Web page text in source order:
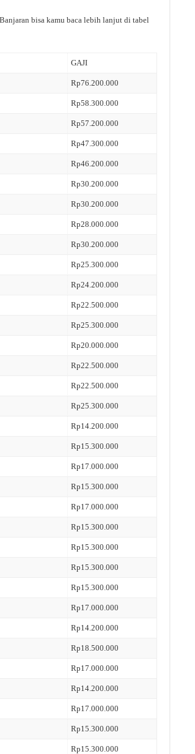
bisa kamu baca lebih lanjut di tabel
GAJI
Rp76.200.000
Rp58.300.000
Rp57.200.000
Rp47.300.000
Rp46.200.000
Rp30.200.000
Rp30.200.000
Rp28.000.000
Rp30.200.000
Rp25.300.000
Rp24.200.000
Rp22.500.000
Rp25.300.000
Rp20.000.000
Rp22.500.000
Rp22.500.000
Rp25.300.000
Rp14.200.000
Rp15.300.000
Rp17.000.000
Rp15.300.000
Rp17.000.000
Rp15.300.000
Rp15.300.000
Rp15.300.000
Rp15.300.000
Rp17.000.000
Rp14.200.000
Rp18.500.000
Rp17.000.000
Rp14.200.000
Rp17.000.000
Rp15.300.000
Rp15.300.000